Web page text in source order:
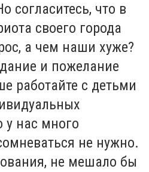
согласитесь, что в
своего города
а чем наши хуже?
и пожелание
работайте с детьми
у нас много
не нужно.
не мешало бы